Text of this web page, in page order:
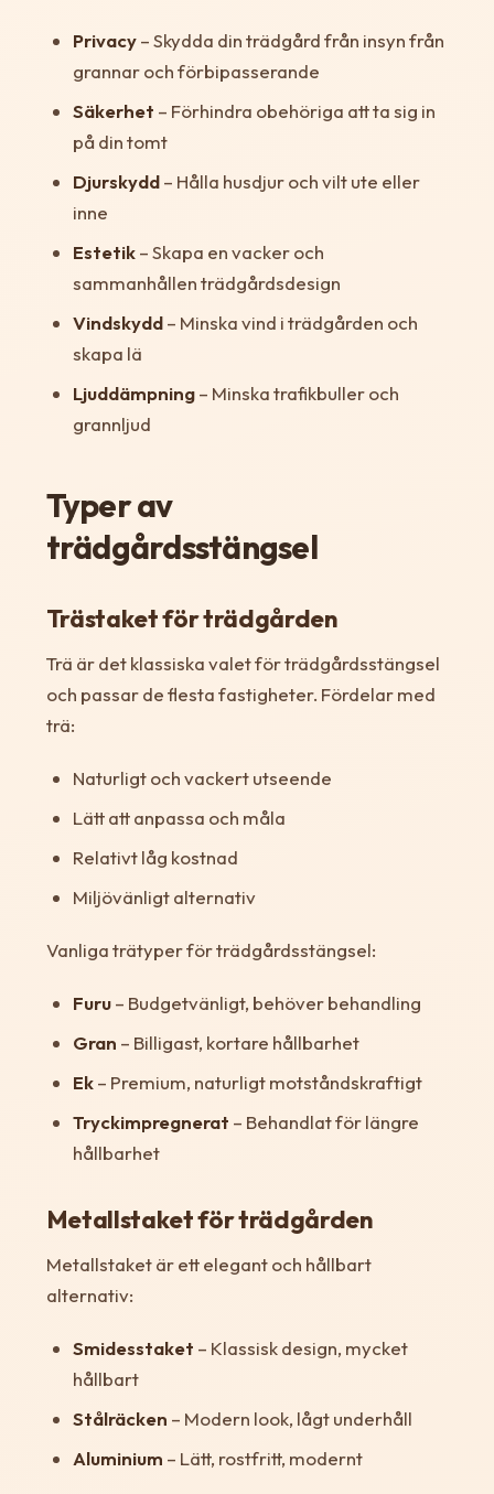
Privacy– Skydda din trädgård från insyn från
grannar och förbipasserande
Säkerhet – Förhindra obehöriga att ta sig in
på din tomt
Djurskydd– Hålla husdjur och vilt ute eller
inne
Estetik– Skapa en vacker och
sammanhållen trädgårdsdesign
Vindskydd– Minska vind i trädgården och
skapa lä
Ljuddämpning– Minska trafikbuller och
grannljud
Typer av
trädgårdsstängsel
Trästaket för trädgården
Trä är det klassiska valet för trädgårdsstängsel
och passar de flesta fastigheter. Fördelar med
trä:
Naturligt och vackert utseende
Lätt att anpassa och måla
Relativt låg kostnad
Miljövänligt alternativ
Vanliga trätyper för trädgårdsstängsel:
Furu– Budgetvänligt, behöver behandling
Gran – Billigast, kortare hållbarhet
Ek– Premium, naturligt motståndskraftigt
Tryckimpregnerat – Behandlat för längre
hållbarhet
Metallstaket för trädgården
Metallstaket är ett elegant och hållbart
alternativ:
Smidesstaket – Klassisk design, mycket
hållbart
Stålräcken – Modern look, lågt underhåll
Aluminium – Lätt, rostfritt, modernt